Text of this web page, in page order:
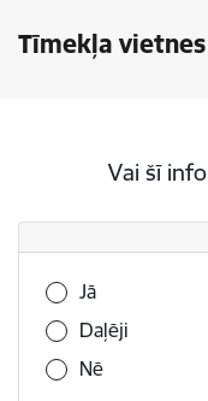
Tīmekļa
Vai šī
Vai šī informācija
Jā
Daļēji
Nē